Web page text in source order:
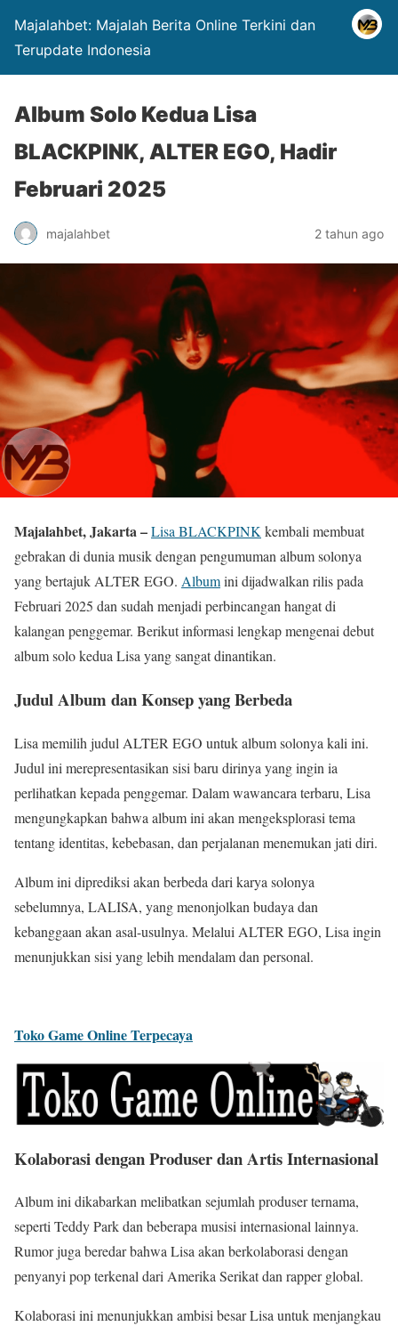
Majalahbet: Majalah Berita Online Terkini dan
Terupdate Indonesia
Album Solo Kedua Lisa
BLACKPINK, ALTER EGO, Hadir
Februari 2025
majalahbet 2 tahun ago
Majalahbet, Jakarta –Lisa BLACKPINKkembali membuat
gebrakan di dunia musik dengan pengumuman album solonya
yang bertajuk ALTER EGO. Albumini dijadwalkan rilis pada
Februari 2025 dan sudah menjadi perbincangan hangat di
kalangan penggemar. Berikut informasi lengkap mengenai debut
album solo kedua Lisa yang sangat dinantikan.
Judul Album dan Konsep yang Berbeda
Lisa memilih judul ALTER EGO untuk album solonya kali ini.
Judul ini merepresentasikan sisi baru dirinya yang ingin ia
perlihatkan kepada penggemar. Dalam wawancara terbaru, Lisa
mengungkapkan bahwa album ini akan mengeksplorasi tema
tentang identitas, kebebasan, dan perjalanan menemukan jati diri.
Album ini diprediksi akan berbeda dari karya solonya
sebelumnya, LALISA, yang menonjolkan budaya dan
kebanggaan akan asal-usulnya. Melalui ALTER EGO, Lisa ingin
menunjukkan sisi yang lebih mendalam dan personal.
Toko Game Online Terpecaya
Kolaborasi dengan Produser dan Artis Internasional
Album ini dikabarkan melibatkan sejumlah produser ternama,
seperti Teddy Park dan beberapa musisi internasional lainnya.
Rumor juga beredar bahwa Lisa akan berkolaborasi dengan
penyanyi pop terkenal dari Amerika Serikat dan rapper global.
Kolaborasi ini menunjukkan ambisi besar Lisa untuk menjangkau